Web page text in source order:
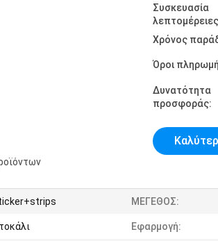
Συσκευασία
Χρόνος
Όροι
Δυνατότητα
προσφοράς:
ΜΕΓΕΘΟΣ:
Εφαρμογή: